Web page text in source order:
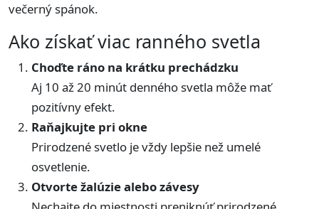
večerný spánok.
Ako získať viac ranného svetla
Choďte ráno na krátku prechádzku
Aj 10 až 20 minút denného svetla môže mať
pozitívny efekt.
Raňajkujte pri okne
Prirodzené svetlo je vždy lepšie než umelé
osvetlenie.
Otvorte žalúzie alebo závesy